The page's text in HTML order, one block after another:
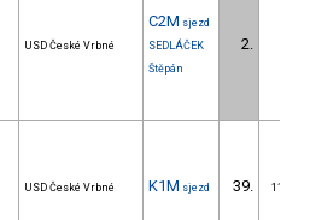
USD České Vrbné
C2M sjezd
SEDLÁČEK
Štěpán
2.
USD České Vrbné K1M sjezd 39. 11/ZM